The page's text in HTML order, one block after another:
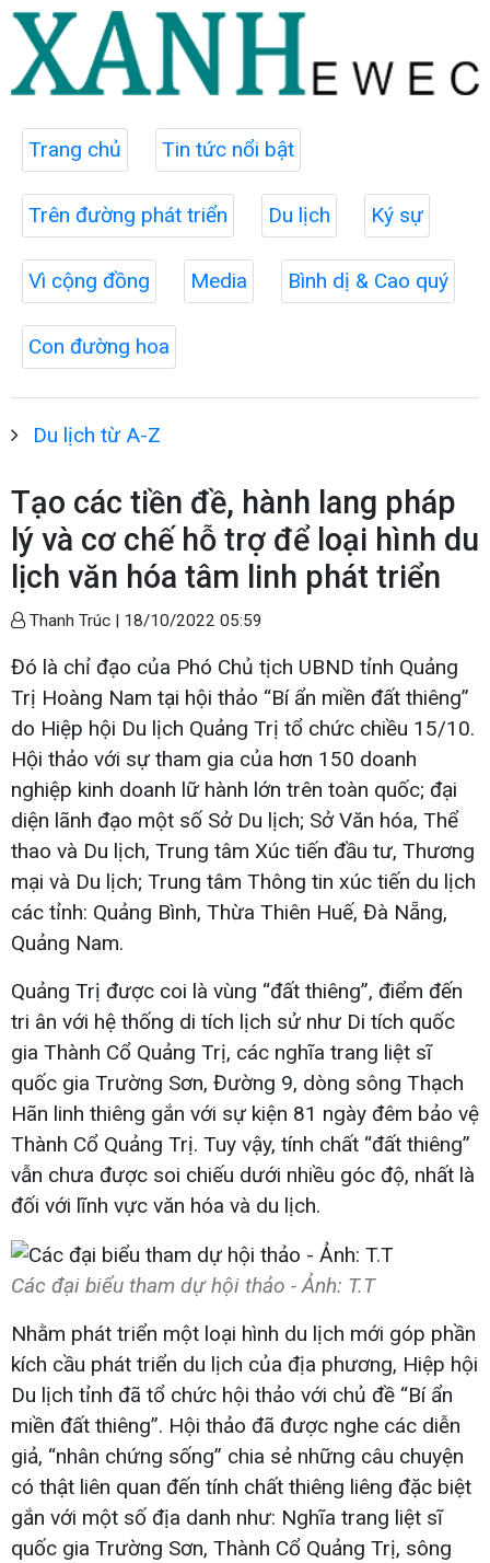
Trang chủ Tin tức nổi bật
Trên đường phát triển Du lịch Ký sự
Vì cộng đồng Media Bình dị & Cao quý
Con đường hoa
Du lịch từ A-Z
Tạo các tiền đề, hành lang pháp
lý và cơ chế hỗ trợ để loại hình du
lịch văn hóa tâm linh phát triển
Thanh Trúc | 18/10/2022 05:59
Đó là chỉ đạo của Phó Chủ tịch UBND tỉnh Quảng
Trị Hoàng Nam tại hội thảo “Bí ẩn miền đất thiêng”
do Hiệp hội Du lịch Quảng Trị tổ chức chiều 15/10.
Hội thảo với sự tham gia của hơn 150 doanh
nghiệp kinh doanh lữ hành lớn trên toàn quốc; đại
diện lãnh đạo một số Sở Du lịch; Sở Văn hóa, Thể
thao và Du lịch, Trung tâm Xúc tiến đầu tư, Thương
mại và Du lịch; Trung tâm Thông tin xúc tiến du lịch
các tỉnh: Quảng Bình, Thừa Thiên Huế, Đà Nẵng,
Quảng Nam.
Quảng Trị được coi là vùng “đất thiêng”, điểm đến
tri ân với hệ thống di tích lịch sử như Di tích quốc
gia Thành Cổ Quảng Trị, các nghĩa trang liệt sĩ
quốc gia Trường Sơn, Đường 9, dòng sông Thạch
Hãn linh thiêng gắn với sự kiện 81 ngày đêm bảo vệ
Thành Cổ Quảng Trị. Tuy vậy, tính chất “đất thiêng”
vẫn chưa được soi chiếu dưới nhiều góc độ, nhất là
đối với lĩnh vực văn hóa và du lịch.
Các đại biểu tham dự hội thảo - Ảnh: T.T
Nhằm phát triển một loại hình du lịch mới góp phần
kích cầu phát triển du lịch của địa phương, Hiệp hội
Du lịch tỉnh đã tổ chức hội thảo với chủ đề “Bí ẩn
miền đất thiêng”. Hội thảo đã được nghe các diễn
giả, “nhân chứng sống” chia sẻ những câu chuyện
có thật liên quan đến tính chất thiêng liêng đặc biệt
gắn với một số địa danh như: Nghĩa trang liệt sĩ
quốc gia Trường Sơn, Thành Cổ Quảng Trị, sông